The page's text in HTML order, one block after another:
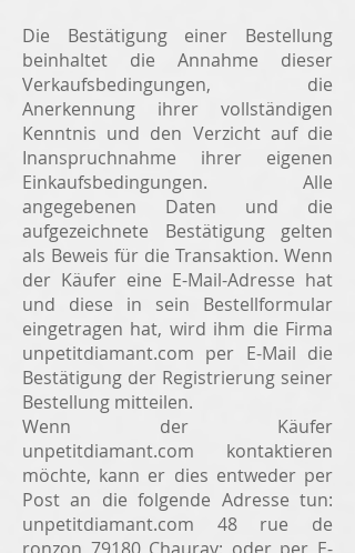
Die Bestätigung einer Bestellung
beinhaltet die Annahme dieser
Verkaufsbedingungen, die
Anerkennung ihrer vollständigen
Kenntnis und den Verzicht auf die
Inanspruchnahme ihrer eigenen
Einkaufsbedingungen. Alle
angegebenen Daten und die
aufgezeichnete Bestätigung gelten
als Beweis für die Transaktion. Wenn
der Käufer eine E-Mail-Adresse hat
und diese in sein Bestellformular
eingetragen hat, wird ihm die Firma
unpetitdiamant.com per E-Mail die
Bestätigung der Registrierung seiner
Bestellung mitteilen.
Wenn der Käufer
unpetitdiamant.com kontaktieren
möchte, kann er dies entweder per
Post an die folgende Adresse tun:
unpetitdiamant.com 48 rue de